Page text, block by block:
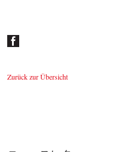
Zurück zur Übersicht